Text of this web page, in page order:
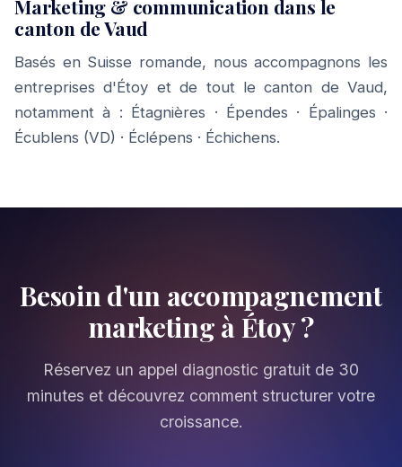
Marketing & communication dans le
canton de Vaud
Basés en Suisse romande, nous accompagnons les
entreprises d'Étoy et de tout le canton de Vaud,
notamment à : Étagnières · Épendes · Épalinges ·
Écublens (VD) · Éclépens · Échichens.
Besoin d'un accompagnement
marketing à Étoy ?
Réservez un appel diagnostic gratuit de 30
minutes et découvrez comment structurer votre
croissance.